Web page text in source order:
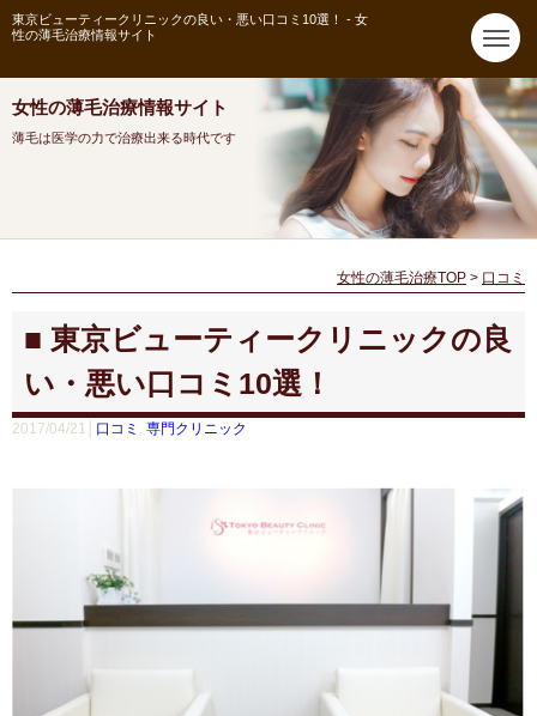
東京ビューティークリニックの良い・悪い口コミ10選！ - 女
性の薄毛治療情報サイト
女性の薄毛治療情報サイト
薄毛は医学の力で治療出来る時代です
女性の薄毛治療TOP > 口コミ
東京ビューティークリニックの良
い・悪い口コミ10選！
2017/04/21│ 口コミ , 専門クリニック